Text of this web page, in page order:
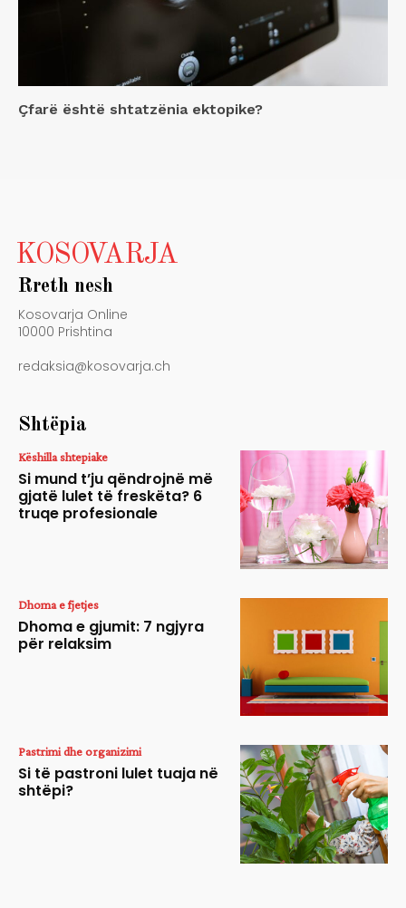
Çfarë është shtatzënia ektopike?
KOSOVARJA
Rreth nesh
Kosovarja Online
10000 Prishtina
redaksia@kosovarja.ch
Shtëpia
Këshilla shtepiake
Si mund t’ju qëndrojnë më
gjatë lulet të freskëta? 6
truqe profesionale
Dhoma e fjetjes
Dhoma e gjumit: 7 ngjyra
për relaksim
Pastrimi dhe organizimi
Si të pastroni lulet tuaja në
shtëpi?